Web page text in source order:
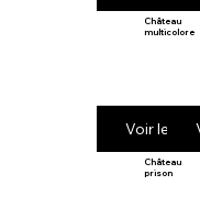
Château
multicolore
Voir le
Château
prison